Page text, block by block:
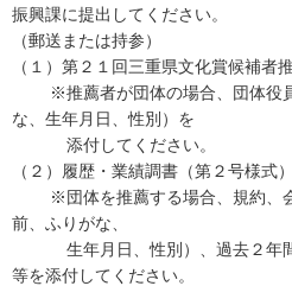
振興課に提出してください。
（郵送または持参）
（１）第２１回三重県文化賞候補
※推薦者が団体の場合、団体役員
な、生年月日、性別）を
添付してください。
（２）履歴・業績調書（第２号様
※団体を推薦する場合、規約、会
前、ふりがな、
生年月日、性別）、過去２年間
等を添付してください。